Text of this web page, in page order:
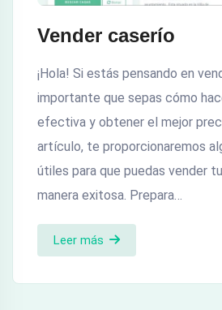
Vender caserío
¡Hola! Si estás pensando en
importante que sepas cómo
efectiva y obtener el mejor
artículo, te proporcionaremos
útiles para que puedas vender
manera exitosa. Prepara…
Leer más